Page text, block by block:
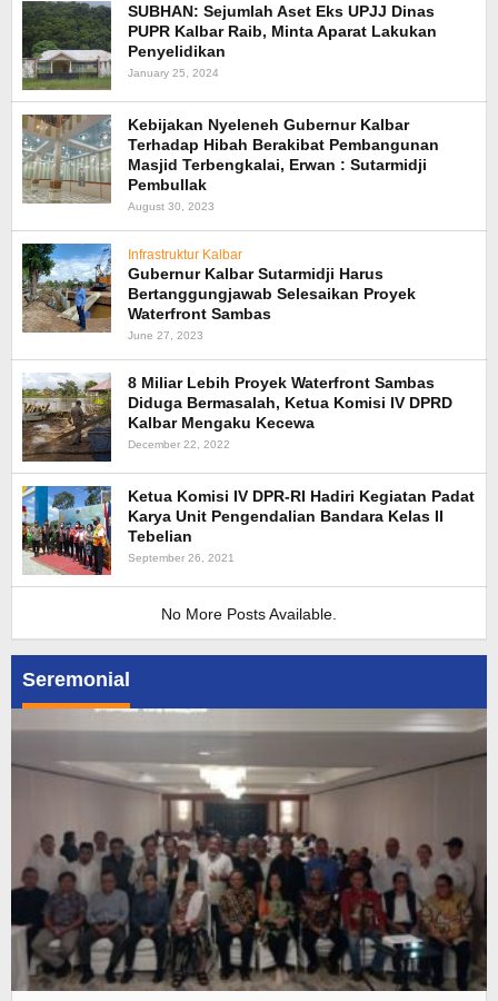
Seremonial
SUBHAN: Sejumlah Aset Eks UPJJ Dinas
PUPR Kalbar Raib, Minta Aparat Lakukan
Penyelidikan
January 25, 2024
Kebijakan Nyeleneh Gubernur Kalbar
Terhadap Hibah Berakibat Pembangunan
Masjid Terbengkalai, Erwan : Sutarmidji
Pembullak
August 30, 2023
Infrastruktur Kalbar
Gubernur Kalbar Sutarmidji Harus
Bertanggungjawab Selesaikan Proyek
Waterfront Sambas
June 27, 2023
8 Miliar Lebih Proyek Waterfront Sambas
Diduga Bermasalah, Ketua Komisi IV DPRD
Kalbar Mengaku Kecewa
December 22, 2022
Ketua Komisi IV DPR-RI Hadiri Kegiatan Padat
Karya Unit Pengendalian Bandara Kelas II
Tebelian
September 26, 2021
No More Posts Available.